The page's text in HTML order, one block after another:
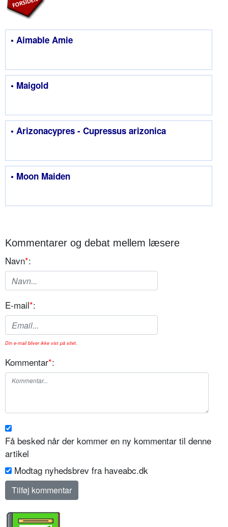
• Aimable Amie
• Maigold
• Arizonacypres - Cupressus arizonica
• Moon Maiden
Kommentarer og debat mellem læsere
Navn*:
E-mail*:
Din e-mail bliver ikke vist på sitet.
Kommentar*:
Få besked når der kommer en ny kommentar til denne
artikel
Modtag nyhedsbrev fra haveabc.dk